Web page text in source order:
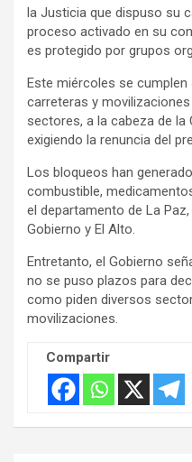
e
m
n
t
:
la Justicia que dispuso su
proceso activado en su
es protegido por grupos
Este miércoles se cumplen
carreteras y
sectores, a la cabeza de la
exigiendo la renuncia del
Los bloqueos han
combustible,
el departamento de La
Gobierno y El Alto.
Entretanto, el Gobierno
no se puso plazos para
como piden diversos
movilizaciones.
Compartir